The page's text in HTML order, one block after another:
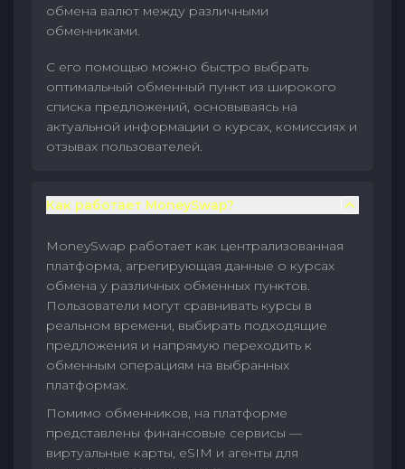
обмена валют между различными
обменниками.
С его помощью можно быстро выбрать
оптимальный обменный пункт из широкого
списка предложений, основываясь на
актуальной информации о курсах, комиссиях и
отзывах пользователей.
Как работает MoneySwap?
MoneySwap работает как централизованная
платформа, агрегирующая данные о курсах
обмена у различных обменных пунктов.
Пользователи могут сравнивать курсы в
реальном времени, выбирать подходящие
предложения и напрямую переходить к
обменным операциям на выбранных
платформах.
Помимо обменников, на платформе
представлены финансовые сервисы —
виртуальные карты, eSIM и агенты для